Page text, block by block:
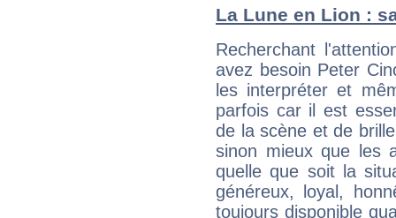
La Lune en Lion :
Recherchant
avez besoin Peter
les interpréter et
parfois car il est
de la scène et de
sinon mieux que les
quelle que soit la
généreux, loyal,
toujours disponible